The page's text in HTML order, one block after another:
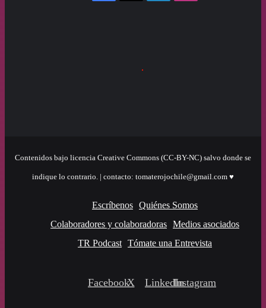
Contenidos bajo licencia Creative Commons (CC-BY-NC) salvo donde se
indique lo contrario. | contacto: tomaterojochile@gmail.com ♥
Escríbenos Quiénes Somos
Colaboradores y colaboradoras Medios asociados
TR Podcast Tómate una Entrevista
FacebookX LinkedInInstagram